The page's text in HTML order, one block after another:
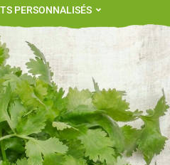
PERSONNALISÉS